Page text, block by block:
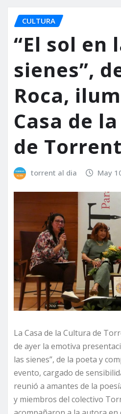
CULTURA
“El sol en
sienes”,
Roca,
Casa de
de Torrent
torrent al dia May
La Casa de la Cultura de
de ayer la emotiva
las sienes”, de la poeta y
evento, cargado de
reunió a amantes de la
y miembros del colectivo